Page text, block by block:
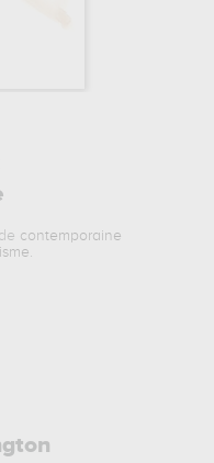
contemporaine
.